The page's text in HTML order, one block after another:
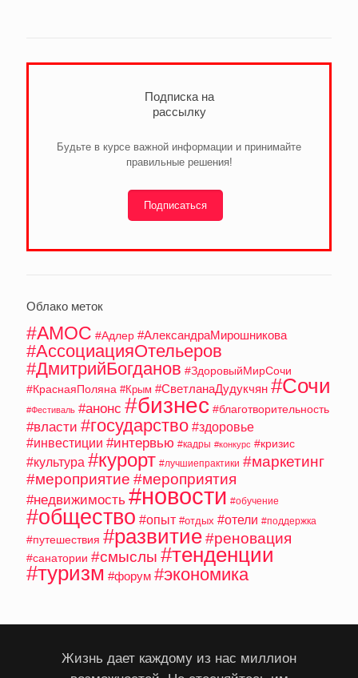
Подписка на
рассылку
Будьте в курсе важной информации и принимайте
правильные решения!
Подписаться
Облако меток
#АМОС #Адлер #АлександраМирошникова
#АссоциацияОтельеров
#ДмитрийБогданов #ЗдоровыйМирСочи
#КраснаяПоляна #Крым #СветланаДудукчян #Сочи
#Фестиваль #анонс #бизнес #благотворительность
#власти #государство #здоровье
#инвестиции #интервью #кадры #конкурс #кризис
#культура #курорт #лучшиепрактики #маркетинг
#мероприятие #мероприятия
#недвижимость #новости #обучение
#общество #опыт #отдых #отели #поддержка
#путешествия #развитие#реновация
#санатории #смыслы #тенденции
#туризм #форум #экономика
Жизнь дает каждому из нас миллион